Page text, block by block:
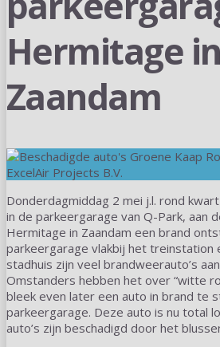
Hermitage in
Zaandam
Donderdagmiddag 2 mei j.l. rond
in de parkeergarage van Q-Park, aan
Hermitage in Zaandam een brand
parkeergarage vlakbij het treinstation
stadhuis zijn veel brandweerauto’s
Omstanders hebben het over “witte
bleek even later een auto in brand te
parkeergarage. Deze auto is nu total
auto’s zijn beschadigd door het